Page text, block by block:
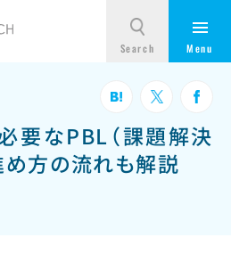
要なPBL（課題解決
め方の流れも解説